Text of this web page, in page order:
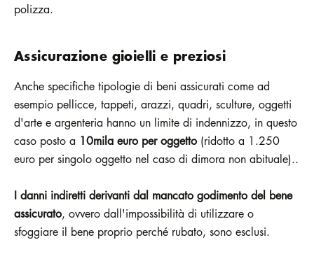
polizza.
Assicurazione gioielli e preziosi
Anche specifiche tipologie di beni assicurati come ad
esempio pellicce, tappeti, arazzi, quadri, sculture, oggetti
d'arte e argenteria hanno un limite di indennizzo, in questo
caso posto a 10mila euro per oggetto (ridotto a 1.250
euro per singolo oggetto nel caso di dimora non abituale)..
I danni indiretti derivanti dal mancato godimento del bene
assicurato, ovvero dall'impossibilità di utilizzare o
sfoggiare il bene proprio perché rubato, sono esclusi.